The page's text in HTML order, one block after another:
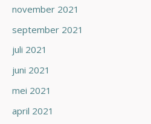
november 2021
september 2021
juli 2021
juni 2021
mei 2021
april 2021